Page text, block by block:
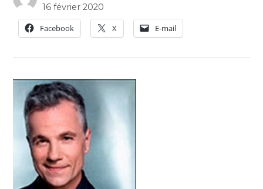
16 février 2020
Facebook
X E-mail